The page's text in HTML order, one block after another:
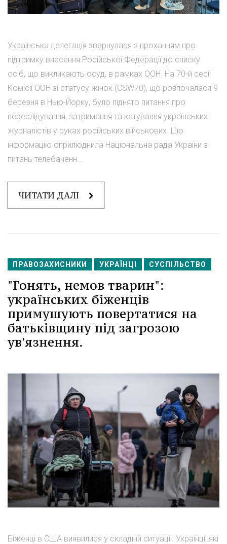
Українська делегація звернулася з проханням про
підтримку внесення Російської Федерації до списку
осіб, що викликають осуд, в рамках ООН. На 70-й сесії
Комісії ООН зі статусу жінок (CSW70), що розпочалася 9
березня в Нью-Йорку, було піднято питання про
переслідування, затримання та катування українських
журналістів у руках російських військових. Цю
інформацію оприлюднила Національна рада України з
питань телебаченн...
ЧИТАТИ ДАЛІ
ПРАВОЗАХИСНИКИ УКРАЇНЦІ СУСПІЛЬСТВО
"Гонять, немов тварин":
українських біженців
примушують повертатися на
батьківщину під загрозою
ув'язнення.
Біженці в США виявилися у складній ситуації. Українці, які